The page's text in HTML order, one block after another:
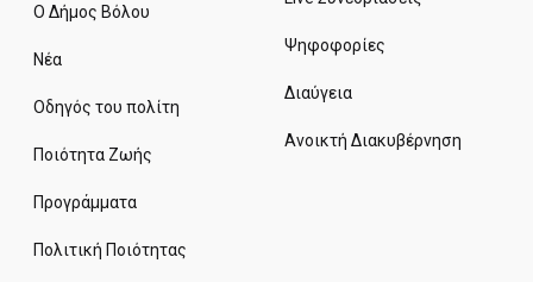
Ο Δήμος Βόλου
Νέα
Οδηγός του πολίτη
Ποιότητα Ζωής
Προγράμματα
Πολιτική Ποιότητας
Ψηφοφορίες
Διαύγεια
Ανοικτή Διακυβέρνηση